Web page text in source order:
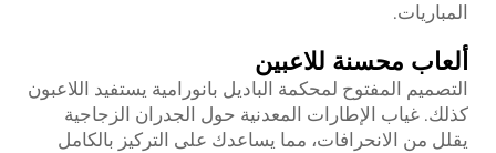
المباريات.
ألعاب محسنة للاعبين
التصميم المفتوح لمحكمة الباديل بانورامية يستفيد اللاعبون
كذلك. غياب الإطارات المعدنية حول الجدران الزجاجية
يقلل من الانحرافات، مما يساعدك على التركيز بالكامل